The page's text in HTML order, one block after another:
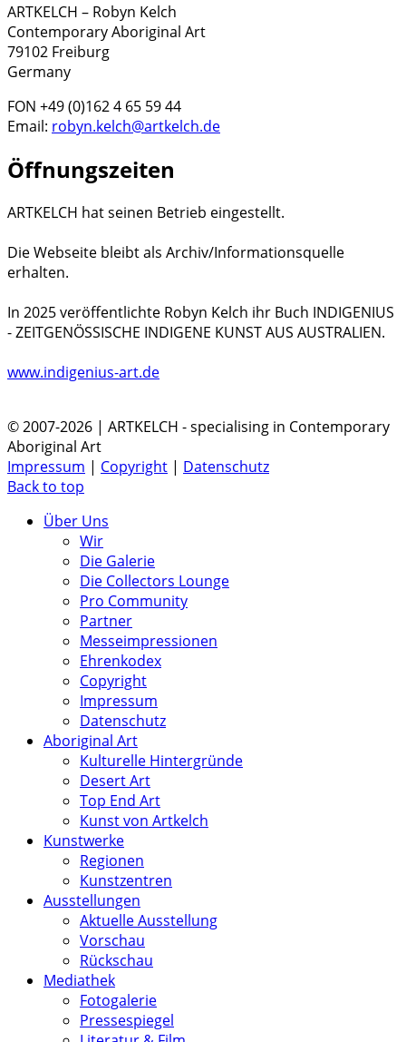
ARTKELCH – Robyn Kelch
Contemporary Aboriginal Art
79102 Freiburg
Germany
FON +49 (0)162 4 65 59 44
Email: robyn.kelch@artkelch.de
Öffnungszeiten
ARTKELCH hat seinen Betrieb eingestellt.
Die Webseite bleibt als Archiv/Informationsquelle
erhalten.
In 2025 veröffentlichte Robyn Kelch ihr Buch INDIGENIUS
- ZEITGENÖSSISCHE INDIGENE KUNST AUS AUSTRALIEN.
www.indigenius-art.de
© 2007-2026 | ARTKELCH - specialising in Contemporary
Aboriginal Art
Impressum | Copyright | Datenschutz
Back to top
Über Uns
Wir
Die Galerie
Die Collectors Lounge
Pro Community
Partner
Messeimpressionen
Ehrenkodex
Copyright
Impressum
Datenschutz
Aboriginal Art
Kulturelle Hintergründe
Desert Art
Top End Art
Kunst von Artkelch
Kunstwerke
Regionen
Kunstzentren
Ausstellungen
Aktuelle Ausstellung
Vorschau
Rückschau
Mediathek
Fotogalerie
Pressespiegel